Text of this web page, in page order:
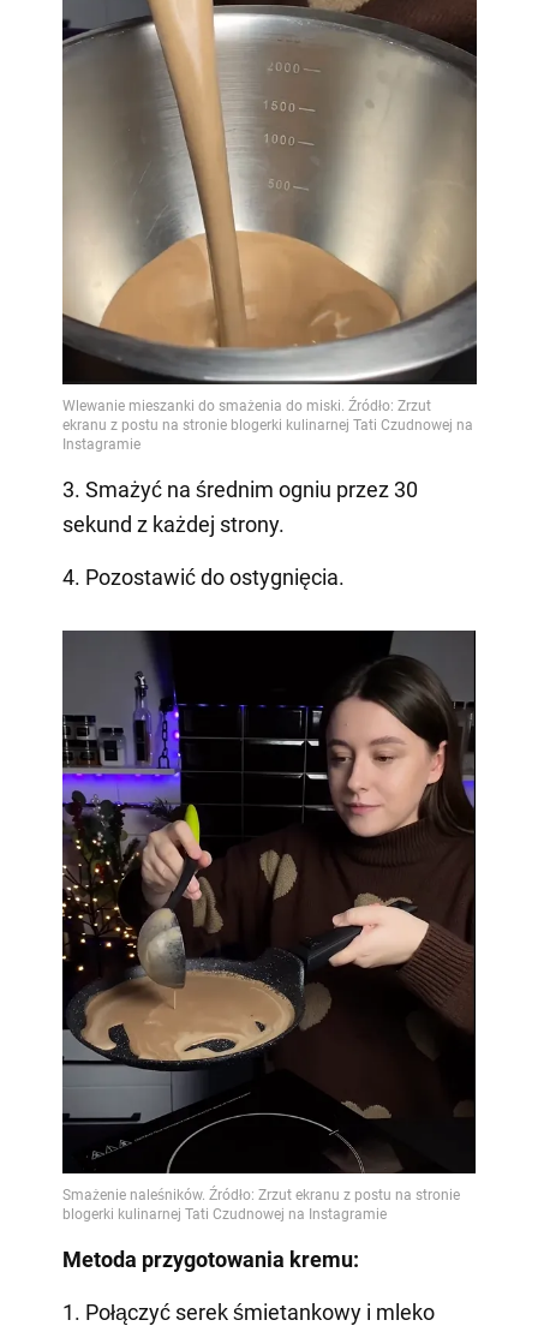
3. Smażyć na średnim ogniu przez 30
sekund z każdej strony.
4. Pozostawić do ostygnięcia.
Metoda przygotowania kremu:
1. Połączyć serek śmietankowy i mleko